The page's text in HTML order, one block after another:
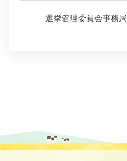
選挙管理委員会事務局